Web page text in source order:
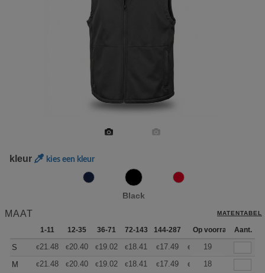
kleur kies een kleur
Black
MAAT MATENTABEL
1-11 12-35 36-71 72-143 144-287 288 + Meer
Op voorraadAant.
S €21.48 €20.40 €19.02 €18.41 €17.49 € 17.03
19
M
€21.48 €20.40 €19.02 €18.41 €17.49 € 17.03
18